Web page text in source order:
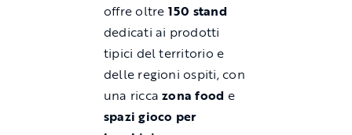
offre oltre 150 stand
dedicati ai prodotti
tipici del territorio e
delle regioni ospiti, con
una riccazona food e
spazi gioco per